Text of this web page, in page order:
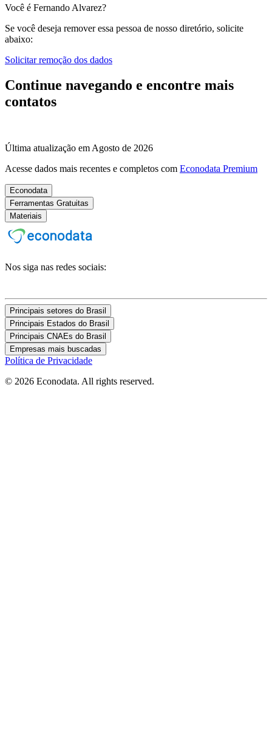
Você é Fernando Alvarez?
Se você deseja remover essa pessoa de nosso diretório, solicite
abaixo:
Solicitar remoção dos dados
Continue navegando e encontre mais
contatos
Última atualização em Agosto de 2026
Acesse dados mais recentes e completos com Econodata Premium
Econodata
Ferramentas Gratuitas
Materiais
Nos siga nas redes sociais:
Principais setores do Brasil
Principais Estados do Brasil
Principais CNAEs do Brasil
Empresas mais buscadas
Política de Privacidade
© 2026 Econodata. All rights reserved.